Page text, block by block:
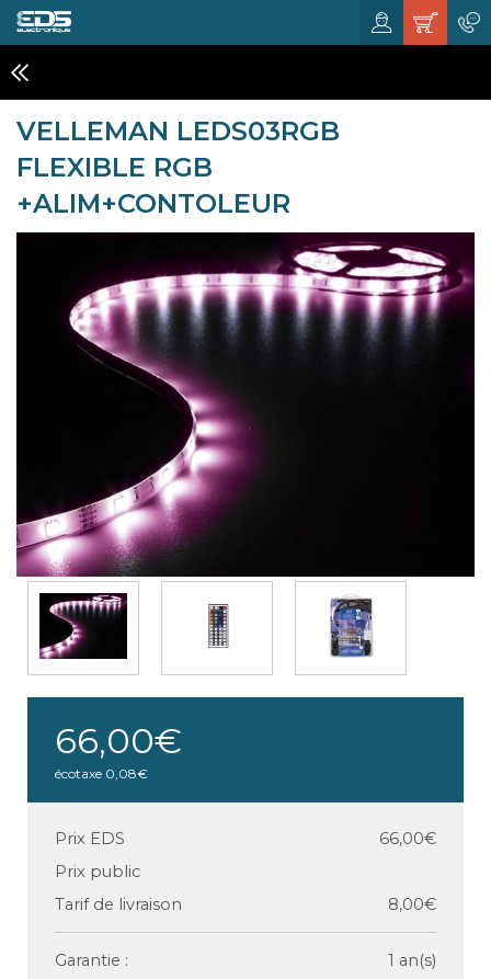
VELLEMAN LEDS03RGB
FLEXIBLE RGB
+ALIM+CONTOLEUR
66,00€
écotaxe 0,08€
Prix EDS
66,00€
Prix public
Tarif de livraison
8,00€
Garantie : 1 an(s)